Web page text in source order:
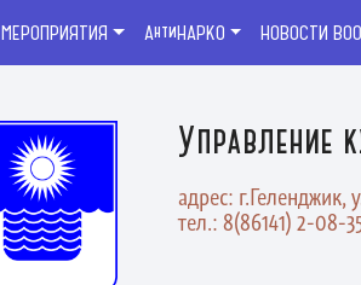
Управление
адрес: г.Геленджик,
тел.: 8(86141) 2-08-
МЕРОПРИЯТИЯ АнтиНАРКО НОВОСТИ